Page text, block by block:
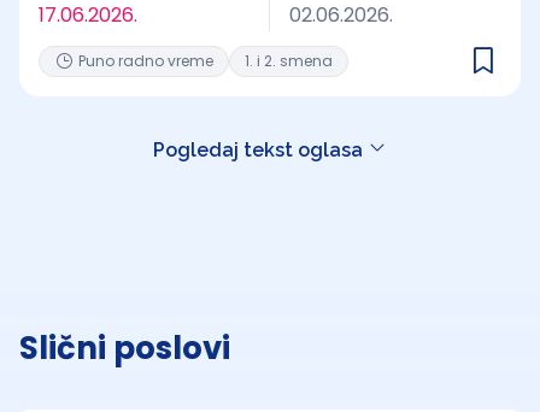
17.06.2026. 02.06.2026.
Puno radno vreme 1. i 2. smena
Pogledaj tekst oglasa
Slični poslovi